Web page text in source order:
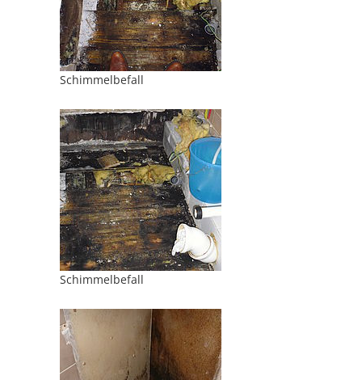
Schimmelbefall
Schimmelbefall